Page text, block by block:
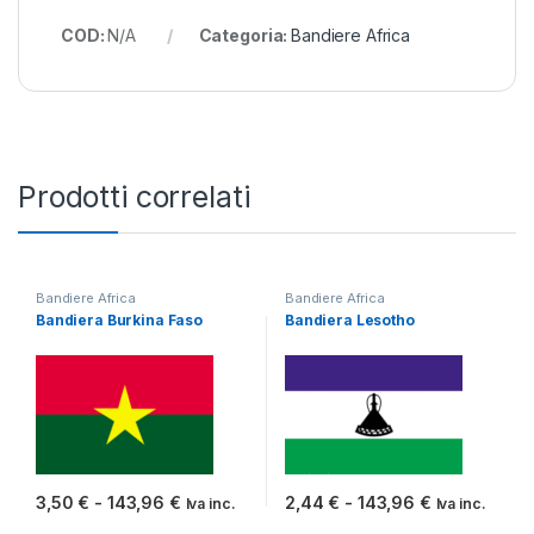
COD:N/A Categoria:Bandiere Africa
Prodotti correlati
Bandiere Africa
Bandiera Burkina Faso
3,50 € - 143,96 €Fascia di prezzo: da 3,50 € a 143,96 €
Iva inc.
Bandiere Africa
Bandiera Lesotho
2,44 € - 143,96 €Fascia di
Iva inc.